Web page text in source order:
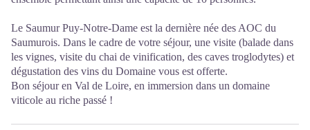
Le Saumur Puy-Notre-Dame est la dernière née des AOC du
Saumurois. Dans le cadre de votre séjour, une visite (balade dans
les vignes, visite du chai de vinification, des caves troglodytes) et
dégustation des vins du Domaine vous est offerte.
Bon séjour en Val de Loire, en immersion dans un domaine
viticole au riche passé !